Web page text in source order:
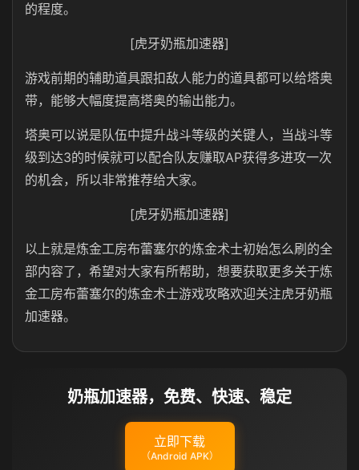
的程度。
[虎牙奶瓶加速器]
游戏前期的辅助道具跟扣敌人能力的道具都可以给塔奥
带，能够大幅度提高塔奥的输出能力。
塔奥可以说是队伍中提升战斗等级的关键人，当战斗等
级到达3的时候就可以配合队友赚取AP获得多进攻一次
的机会，所以非常推荐给大家。
[虎牙奶瓶加速器]
以上就是炼金工房布蕾塞尔的炼金术士初始怎么刷的全
部内容了，希望对大家有所帮助，想要获取更多关于炼
金工房布蕾塞尔的炼金术士游戏攻略欢迎关注虎牙奶瓶
加速器。
奶瓶加速器，免费、快速、稳定
立即下载
（Android APK）